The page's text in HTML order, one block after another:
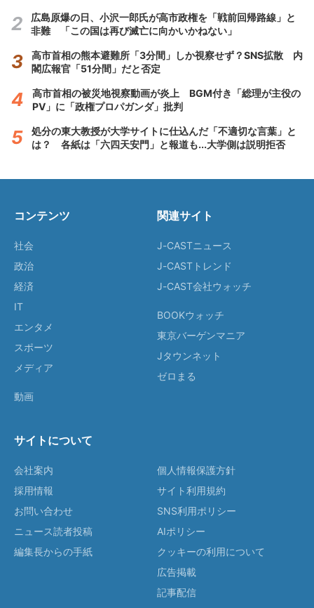
広島原爆の日、小沢一郎氏が高市政権を「戦前回帰路線」と
非難 「この国は再び滅亡に向かいかねない」
高市首相の熊本避難所「3分間」しか視察せず？SNS拡散 内
閣広報官「51分間」だと否定
高市首相の被災地視察動画が炎上 BGM付き「総理が主役の
PV」に「政権プロパガンダ」批判
処分の東大教授が大学サイトに仕込んだ「不適切な言葉」と
は？ 各紙は「六四天安門」と報道も...大学側は説明拒否
コンテンツ
社会
政治
経済
IT
エンタメ
スポーツ
メディア
動画
関連サイト
J-CASTニュース
J-CASTトレンド
J-CAST会社ウォッチ
BOOKウォッチ
東京バーゲンマニア
Jタウンネット
ゼロまる
サイトについて
会社案内
採用情報
お問い合わせ
ニュース読者投稿
編集長からの手紙
個人情報保護方針
サイト利用規約
SNS利用ポリシー
AIポリシー
クッキーの利用について
広告掲載
記事配信